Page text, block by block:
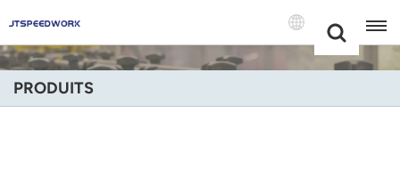
+86 -18681515767
English
PRODUITS